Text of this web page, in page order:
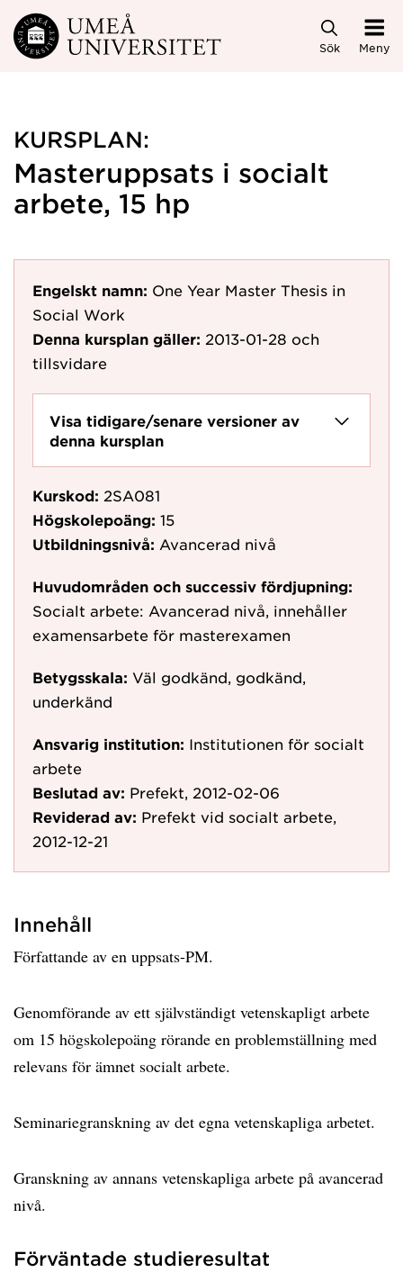
Hoppa direkt till innehållet
Sök Meny
KURSPLAN:
Masteruppsats i socialt
arbete, 15 hp
Engelskt namn: One Year Master Thesis in
Social Work
Denna kursplan gäller: 2013-01-28 och
tillsvidare
Visa tidigare/senare versioner av
denna kursplan
Kurskod: 2SA081
Högskolepoäng: 15
Utbildningsnivå: Avancerad nivå
Huvudområden och successiv fördjupning:
Socialt arbete: Avancerad nivå, innehåller
examensarbete för masterexamen
Betygsskala: Väl godkänd, godkänd,
underkänd
Ansvarig institution: Institutionen för socialt
arbete
Beslutad av: Prefekt, 2012-02-06
Reviderad av: Prefekt vid socialt arbete,
2012-12-21
Innehåll
Författande av en uppsats-PM.
Genomförande av ett självständigt vetenskapligt arbete
om 15 högskolepoäng rörande en problemställning med
relevans för ämnet socialt arbete.
Seminariegranskning av det egna vetenskapliga arbetet.
Granskning av annans vetenskapliga arbete på avancerad
nivå.
Förväntade studieresultat